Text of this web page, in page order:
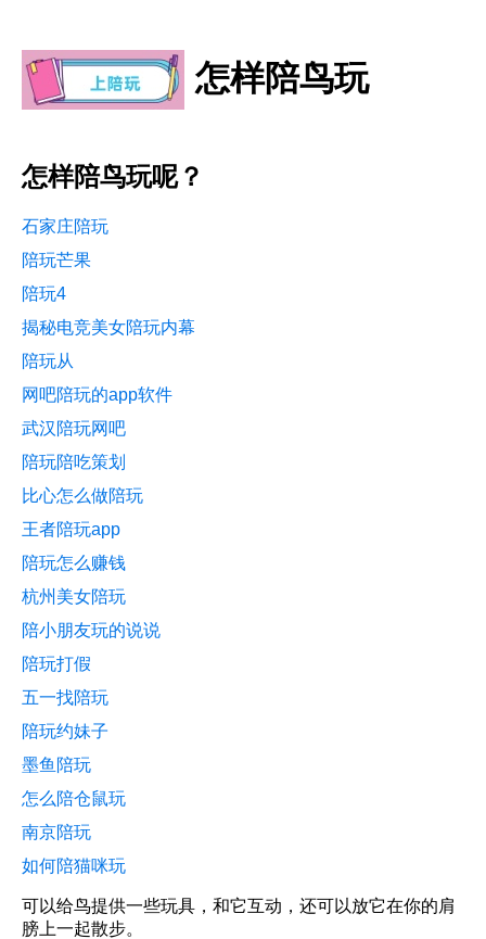
怎样陪鸟玩
怎样陪鸟玩呢？
石家庄陪玩
陪玩芒果
陪玩4
揭秘电竞美女陪玩内幕
陪玩从
网吧陪玩的app软件
武汉陪玩网吧
陪玩陪吃策划
比心怎么做陪玩
王者陪玩app
陪玩怎么赚钱
杭州美女陪玩
陪小朋友玩的说说
陪玩打假
五一找陪玩
陪玩约妹子
墨鱼陪玩
怎么陪仓鼠玩
南京陪玩
如何陪猫咪玩
可以给鸟提供一些玩具，和它互动，还可以放它在你的肩
膀上一起散步。